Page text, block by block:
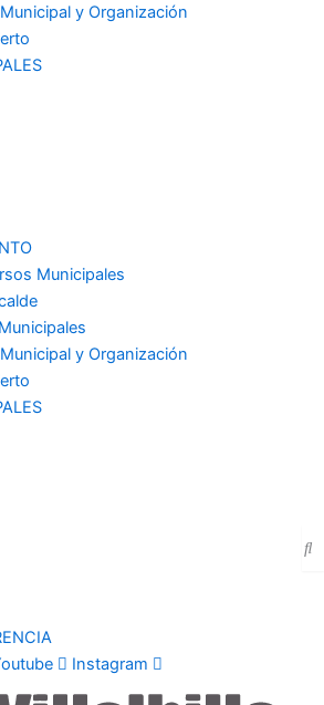
y Organización
Municipales
y Organización
Instagram